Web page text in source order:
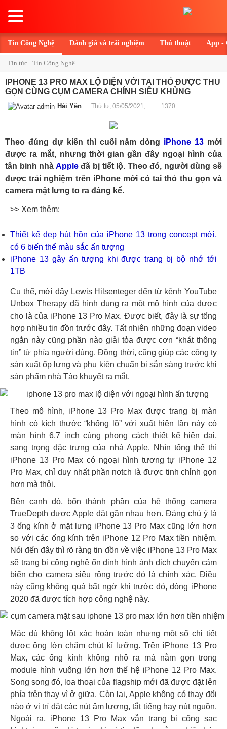
Toggle
navigation
Tin Công Nghệ Đánh giá và trải nghiệm Thủ thuật App -
Tin tức Tin Công Nghệ
IPHONE 13 PRO MAX LỘ DIỆN VỚI TAI THỎ ĐƯỢC THU
GỌN CÙNG CỤM CAMERA CHÍNH SIÊU KHỦNG
Hải Yến Thứ tư, 05/05/2021, 1370
Theo đúng dự kiến thì cuối năm dòng iPhone 13 mới
được ra mắt, nhưng thời gian gần đây ngoại hình của
tân binh nhà Appleđã bị tiết lộ. Theo đó, người dùng sẽ
được trải nghiệm trên iPhone mới có tai thỏ thu gọn và
camera mặt lưng to ra đáng kể.
>> Xem thêm:
Thiết kế đẹp hút hồn của iPhone 13 trong concept mới,
có 6 biến thể màu sắc ấn tượng
iPhone 13 gây ấn tượng khi được trang bị bộ nhớ tới
1TB
Cụ thể, mới đây Lewis Hilsenteger đến từ kênh YouTube
Unbox Therapy đã hình dung ra một mô hình của được
cho là của iPhone 13 Pro Max. Được biết, đây là sự tổng
hợp nhiều tin đồn trước đây. Tất nhiên những đoạn video
ngắn này cũng phần nào giải tỏa được cơn “khát thông
tin” từ phía người dùng. Đồng thời, cũng giúp các công ty
sản xuất ốp lưng và phụ kiện chuẩn bị sẵn sàng trước khi
sản phẩm nhà Táo khuyết ra mắt.
Theo mô hình, iPhone 13 Pro Max được trang bị màn
hình có kích thước “khổng lồ” với xuất hiện lần này có
màn hình 6.7 inch cùng phong cách thiết kế hiện đại,
sang trọng đặc trưng của nhà Apple. Nhìn tổng thể thì
iPhone 13 Pro Max có ngoại hình tương tự iPhone 12
Pro Max, chỉ duy nhất phần notch là được tinh chỉnh gọn
hơn mà thôi.
Bên cạnh đó, bốn thành phần của hệ thống camera
TrueDepth được Apple đặt gần nhau hơn. Đáng chú ý là
3 ống kính ở mặt lưng iPhone 13 Pro Max cũng lớn hơn
so với các ống kính trên iPhone 12 Pro Max tiền nhiệm.
Nói đến đây thì rõ ràng tin đồn về việc iPhone 13 Pro Max
sẽ trang bị công nghệ ổn định hình ảnh dịch chuyển cảm
biến cho camera siêu rộng trước đó là chính xác. Điều
này cũng không quá bất ngờ khi trước đó, dòng iPhone
2020 đã được tích hợp công nghệ này.
Mặc dù không lột xác hoàn toàn nhưng một số chi tiết
được ông lớn chăm chút kĩ lưỡng. Trên iPhone 13 Pro
Max, các ống kính không nhô ra mà nằm gọn trong
module hình vuông lớn hơn thế hệ iPhone 12 Pro Max.
Song song đó, loa thoại của flagship mới đã được đặt lên
phía trên thay vì ở giữa. Còn lại, Apple không có thay đổi
nào ở vị trí đặt các nút âm lượng, tắt tiếng hay nút nguồn.
Ngoài ra, iPhone 13 Pro Max vẫn trang bị cổng sạc